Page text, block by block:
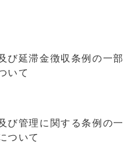
延滞金徴収条例の一部
いて
管理に関する条例の一
ついて